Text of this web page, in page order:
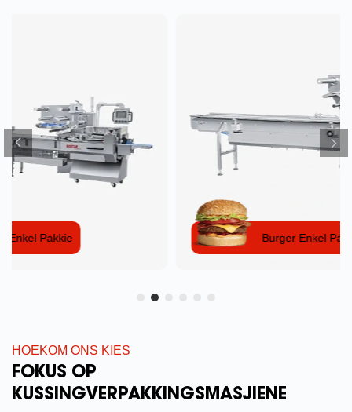
Burger Enkel Pakkie
HOEKOM ONS KIES
FOKUS OP
KUSSINGVERPAKKINGSMASJIENE